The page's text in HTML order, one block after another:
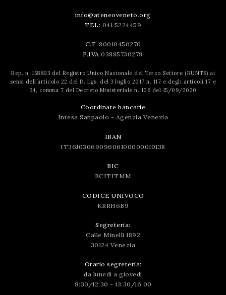
info@ateneoveneto.org
TEL: 041 5224459
C.F. 80010450270
P.IVA 03885730279
Rep. n. 158803 del Registro Unico Nazionale del Terzo Settore (RUNTS) ai
sensi dell’articolo 22 del D. Lgs. del 3 luglio 2017 n. 117 e degli articoli 17 e
34, comma 7 del Decreto Ministeriale n. 106 del 15/09/2020
Coordinate bancarie
Intesa Sanpaolo - Agenzia Venezia
IBAN
IT36J0306909606100000010138
BIC
BCITITMM
CODICE UNIVOCO
KRRH6B9
Segreteria:
Calle Minelli 1892
30124 Venezia
Orario segreteria:
da lunedì a giovedì
9:30/12:30 - 13:30/16:00